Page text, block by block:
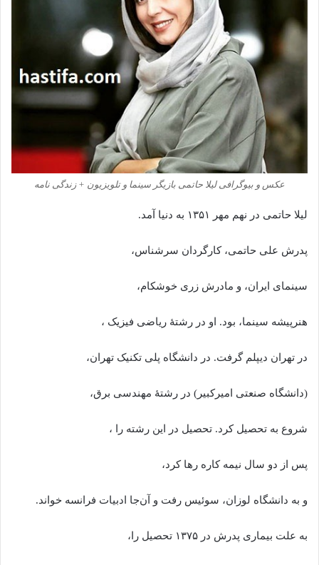
عکس و بیوگرافی لیلا حاتمی بازیگر سینما و تلویزیون + زندگی نامه
لیلا حاتمی در نهم مهر ۱۳۵۱ به دنیا آمد.
پدرش علی حاتمی، کارگردان سرشناس،
سینمای ایران، و مادرش زری خوشکام،
هنرپیشه سینما، بود. او در رشتهٔ ریاضی فیزیک ،
در تهران دیپلم گرفت. در دانشگاه پلی تکنیک تهران،
(دانشگاه صنعتی امیرکبیر) در رشتهٔ مهندسی برق،
شروع به تحصیل کرد. تحصیل در این رشته را ،
پس از دو سال نیمه کاره رها کرد،
و به دانشگاه لوزان، سوئیس رفت و آن‌جا ادبیات فرانسه خواند.
به علت بیماری پدرش در ۱۳۷۵ تحصیل را،